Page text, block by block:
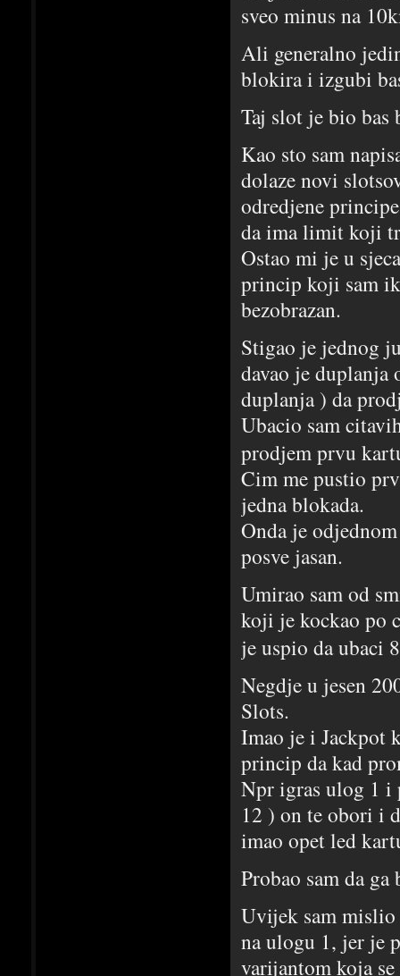
sveo minus na
Ali generalno
blokira i izgubi
Taj slot je bio bas
Kao sto sam
dolaze novi
odredjene
da ima limit koji
Ostao mi je u
princip koji sam
bezobrazan.
Stigao je jednog
davao je duplanja
duplanja ) da
Ubacio sam
prodjem prvu
Cim me pustio
jedna blokada.
Onda je
posve jasan.
Umirao sam od
koji je kockao po
je uspio da ubaci
Negdje u jesen
Slots.
Imao je i Jackpot
princip da kad
Npr igras ulog 1 i
12 ) on te obori i
imao opet led
Probao sam da
Uvijek sam mislio
na ulogu 1, jer je
varijantom koja